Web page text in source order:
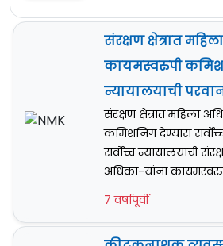
संरक्षण क्षेत्रात
कायमस्वरुपी
न्यायालयाची
संरक्षण क्षेत्रात महिला
कमिशनिंग देण्यास
सर्वोच्च न्यायालयाची
अधिका-यांना
7 वर्षापूर्वी